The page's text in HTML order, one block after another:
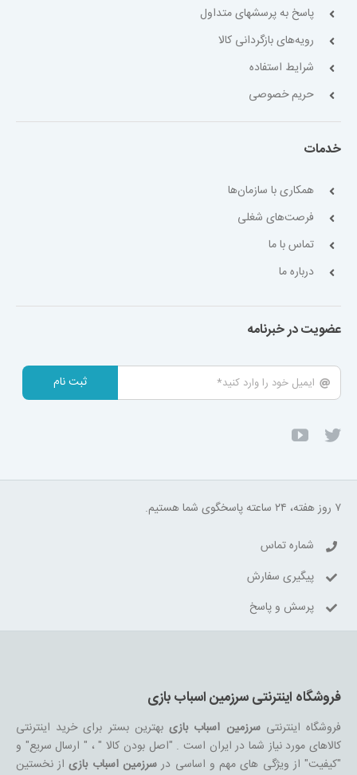
پاسخ به پرسشهای متداول
رویه‌های بازگردانی کالا
شرایط استفاده
حریم خصوصی
خدمات
همکاری با سازمان‌ها
فرصت‌های شغلی
تماس با ما
درباره ما
عضویت در خبرنامه
ثبت نام
۷ روز هفته، ۲۴ ساعته پاسخگوی شما هستیم.
شماره تماس
پیگیری سفارش
پرسش و پاسخ
فروشگاه اینترنتی سرزمین اسباب بازی
فروشگاه اینترنتیسرزمین اسباب بازیبهترین بستر برای خرید اینترنتی
کالاهای مورد نیاز شما در ایران است . "اصل بودن کالا " ، " ارسال سریع" و
"کیفیت" از ویژگی های مهم و اساسی در سرزمین اسباب بازیاز نخستین